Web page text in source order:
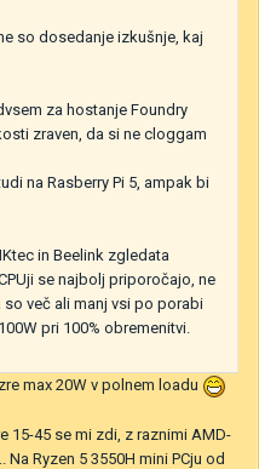
so dosedanje izkušnje, kaj
za hostanje Foundry
zraven, da si ne cloggam
na Rasberry Pi 5, ampak bi
in Beelink zgledata
se najbolj priporočajo, ne
so več ali manj vsi po porabi
pri 100% obremenitvi.
max 20W v polnem loadu
15-45 se mi zdi, z raznimi AMD-
Ryzen 5 3550H mini PCju od